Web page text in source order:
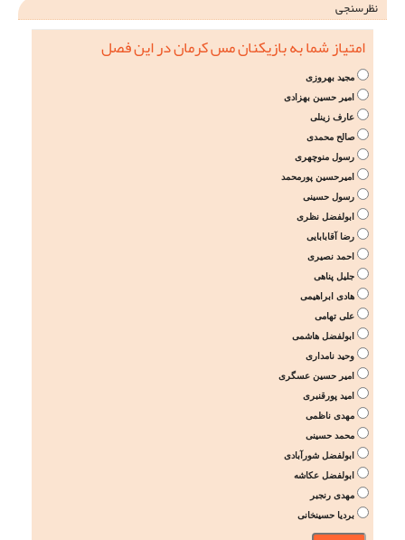
نظرسنجی
امتیاز شما به بازیکنان مس کرمان در این فصل
مجید بهروزی
امیر حسین بهزادی
عارف زینلی
صالح محمدی
رسول منوچهری
امیرحسین پورمحمد
رسول حسینی
ابولفضل نظری
رضا آقابابایی
احمد نصیری
جلیل پناهی
هادی ابراهیمی
علی تهامی
ابولفضل هاشمی
وحید نامداری
امیر حسین عسگری
امید پورقنبری
مهدی ناظمی
محمد حسینی
ابولفضل شورآبادی
ابولفضل عکاشه
مهدی رنجبر
بردیا حسینخانی